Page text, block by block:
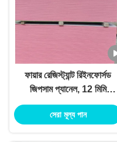
ফায়ার রেজিস্ট্যান্ট রিইনফোর্সড
জিপসাম প্যানেল, 12 মিমি
টেপারড এজ প্লাস্টারবোর্ড OEM
সেরা মূল্য পান